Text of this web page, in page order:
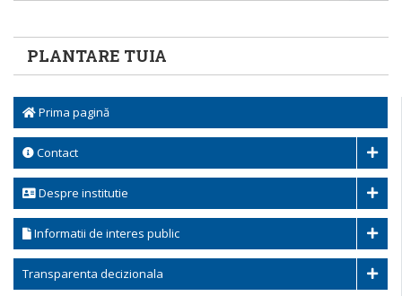
PLANTARE TUIA
Prima pagină
Contact
Despre institutie
Informatii de interes public
Transparenta decizionala